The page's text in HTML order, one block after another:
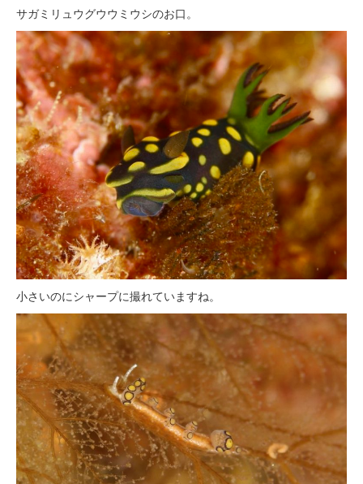
サガミリュウグウウミウシのお口。
小さいのにシャープに撮れていますね。